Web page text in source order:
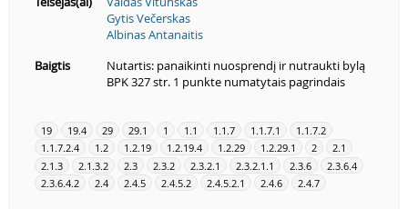
Gytis Večerskas
Albinas Antanaitis
Baigtis
Nutartis: panaikinti nuosprendį ir nutraukti bylą
BPK 327 str. 1 punkte numatytais pagrindais
19 19.4 29 29.1 1 1.1 1.1.7 1.1.7.1
1.1.7.2
1.1.7.2.4
1.2 1.2.19 1.2.19.4 1.2.29 1.2.29.1 2
2.1
2.1.3
2.1.3.2 2.3 2.3.2 2.3.2.1 2.3.2.1.1 2.3.6
2.3.6.4
2.3.6.4.2
2.4 2.4.5 2.4.5.2 2.4.5.2.1 2.4.6 2.4.7